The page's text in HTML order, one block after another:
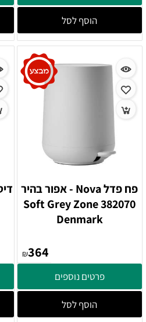
הוסף לסל
פח פדל Nova - אפור בהיר
382070 Soft Grey Zone
Denmark
₪364
פרטים נוספים
הוסף לסל